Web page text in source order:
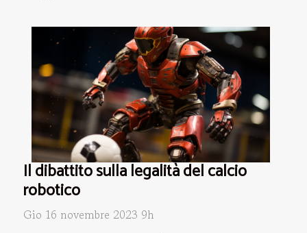
Il dibattito sulla legalità del calcio
robotico
Gio 16 novembre 2023 9h